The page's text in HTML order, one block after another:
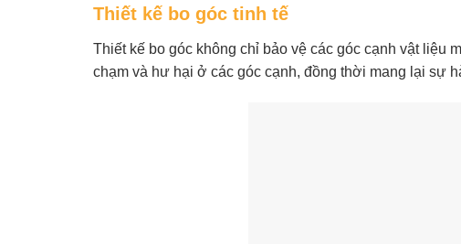
Thiết kế bo góc tinh tế
Thiết kế bo góc không chỉ bảo vệ các góc cạnh vật liệu
chạm và hư hại ở các góc cạnh, đồng thời mang lại sự